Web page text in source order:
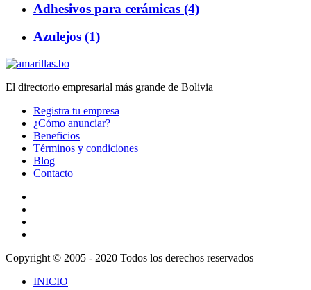
Adhesivos para cerámicas (4)
Azulejos (1)
El directorio empresarial más grande de Bolivia
Registra tu empresa
¿Cómo anunciar?
Beneficios
Términos y condiciones
Blog
Contacto
Copyright © 2005 - 2020 Todos los derechos reservados
INICIO